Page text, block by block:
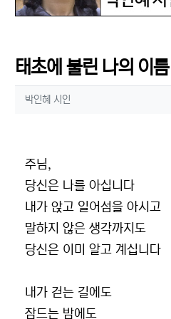
태초에 불린 나의 이
작성자 정보
박인혜 시인
본문
주님,
당신은 나를 아십니다
내가 앉고 일어섬을 아시고
말하지 않은 생각까지도
당신은 이미 알고 계십니다
내가 걷는 길에도
잠드는 밤에도